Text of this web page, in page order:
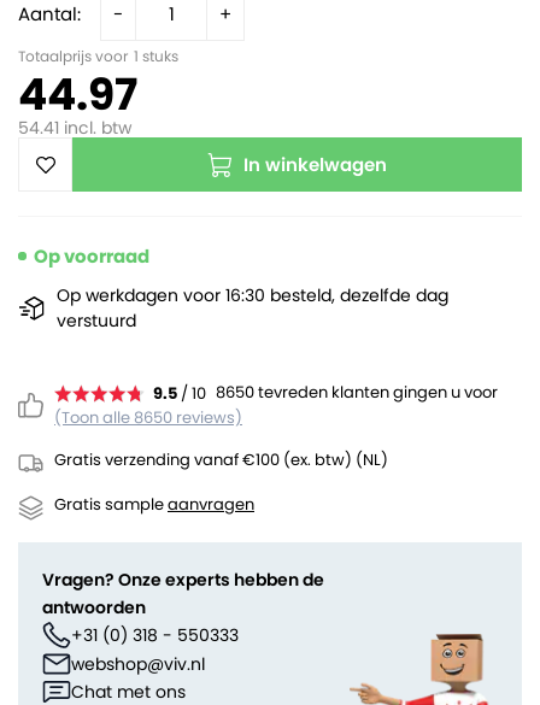
Aantal: - +
Totaalprijs voor 1 stuks
44.97
54.41 incl. btw
In winkelwagen
9.5 / 10 8650 tevreden klanten gingen u voor
(Toon alle 8650 reviews)
Gratis verzending vanaf €100 (ex. btw) (NL)
Gratis sampleaanvragen
Op voorraad
Op werkdagen voor 16:30 besteld, dezelfde dag
verstuurd
Vragen? Onze experts hebben de
antwoorden
+31 (0) 318 - 550333
webshop@viv.nl
Chat met ons